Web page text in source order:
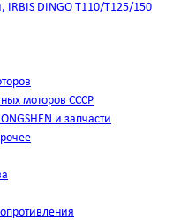
DINGO Т110/Т125/150
моторов СССР
и запчасти